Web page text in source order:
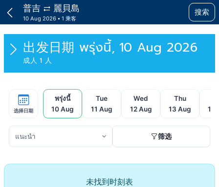
普吉 麗貝島
10 Aug 2026 1 乘客
搜索
出发日期 พรุ่งนี้, 10 Aug 2026
成人 1 人
选择日期
พรุ่งนี้
10 Aug
Tue
11 Aug
Wed
12 Aug
Thu
13 Aug
14
筛选
未找到时刻表